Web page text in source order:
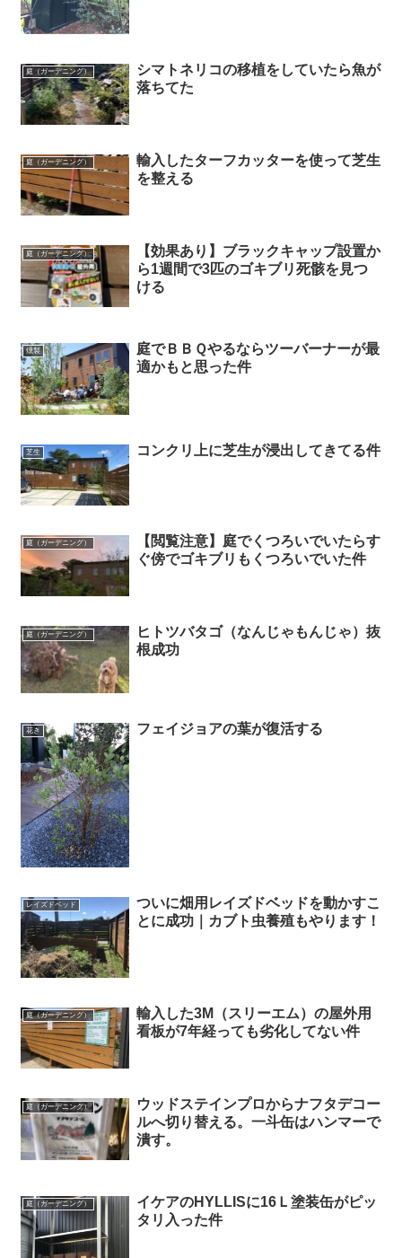
庭（ガーデニング）
シマトネリコの移植をしていたら魚が
落ちてた
庭（ガーデニング）
輸入したターフカッターを使って芝生
を整える
庭（ガーデニング）
【効果あり】ブラックキャップ設置か
ら1週間で3匹のゴキブリ死骸を見つ
ける
燻製
庭でＢＢＱやるならツーバーナーが最
適かもと思った件
芝生 コンクリ上に芝生が浸出してきてる件
庭（ガーデニング）
【閲覧注意】庭でくつろいでいたらす
ぐ傍でゴキブリもくつろいでいた件
庭（ガーデニング）
ヒトツバタゴ（なんじゃもんじゃ）抜
根成功
花き フェイジョアの葉が復活する
レイズドベッド
ついに畑用レイズドベッドを動かすこ
とに成功｜カブト虫養殖もやります！
庭（ガーデニング）
輸入した3M（スリーエム）の屋外用
看板が7年経っても劣化してない件
庭（ガーデニング）
ウッドステインプロからナフタデコー
ルへ切り替える。一斗缶はハンマーで
潰す。
庭（ガーデニング）
イケアのHYLLISに16Ｌ塗装缶がピッ
タリ入った件